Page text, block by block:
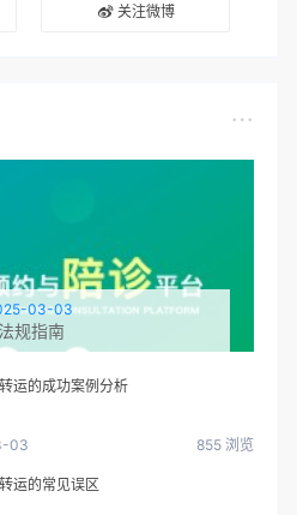
关注微博
03-03
规指南
运的成功案例分析
03 855 浏览
运的常见误区